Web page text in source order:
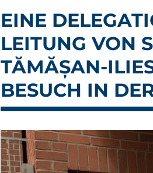
EINE
LEITUNG VON
TĂMĂȘAN-
BESUCH IN